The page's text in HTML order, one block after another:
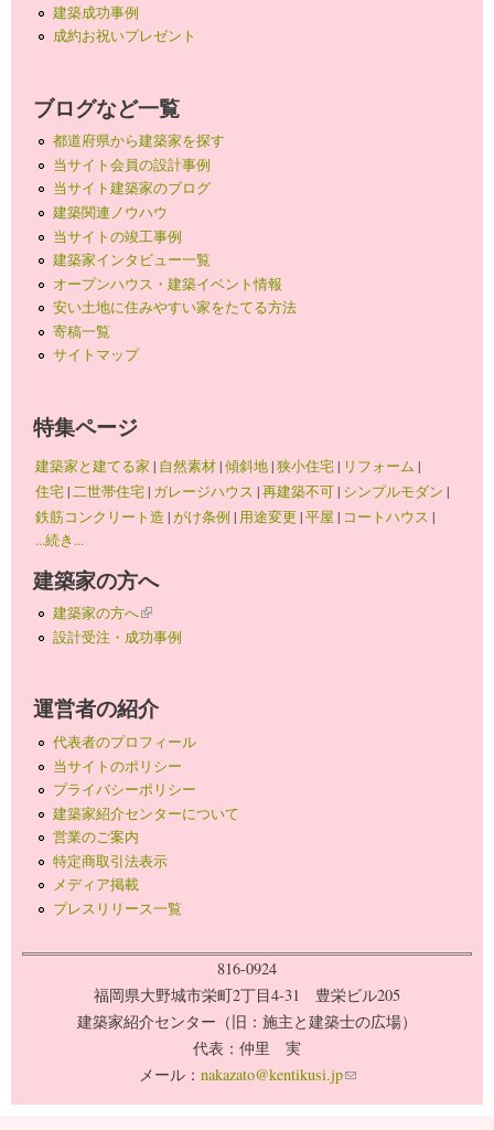
建築成功事例
成約お祝いプレゼント
ブログなど一覧
都道府県から建築家を探す
当サイト会員の設計事例
当サイト建築家のブログ
建築関連ノウハウ
当サイトの竣工事例
建築家インタビュー一覧
オープンハウス・建築イベント情報
安い土地に住みやすい家をたてる方法
寄稿一覧
サイトマップ
特集ページ
建築家と建てる家 | 自然素材|傾斜地|狭小住宅| リフォーム |
住宅|二世帯住宅| ガレージハウス |再建築不可| シンプルモダン |
鉄筋コンクリート造 |がけ条例 | 用途変更 |平屋 | コートハウス |
...続き...
建築家の方へ
建築家の方へ(link is external)
設計受注・成功事例
運営者の紹介
代表者のプロフィール
当サイトのポリシー
プライバシーポリシー
建築家紹介センターについて
営業のご案内
特定商取引法表示
メディア掲載
プレスリリース一覧
816-0924
福岡県大野城市栄町2丁目4-31 豊栄ビル205
建築家紹介センター（旧：施主と建築士の広場）
代表：仲里 実
メール： nakazato@kentikusi.jp(link sends e-mail)